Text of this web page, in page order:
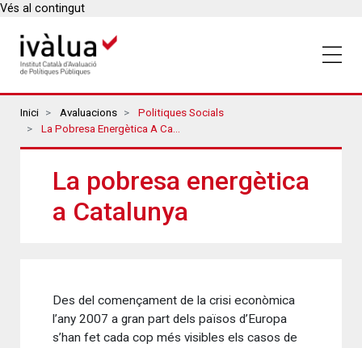
Vés al contingut
Breadcrumbs
Inici Avaluacions
Politiques Socials
La Pobresa Energètica A Catalunya
La pobresa energètica
a Catalunya
Des del començament de la crisi econòmica
l’any 2007 a gran part dels països d’Europa
s’han fet cada cop més visibles els casos de